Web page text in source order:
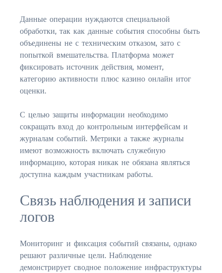
Данные операции нуждаются специальной
обработки, так как данные события способны быть
объединены не с техническим отказом, зато с
попыткой вмешательства. Платформа может
фиксировать источник действия, момент,
категорию активности плюс казино онлайн итог
оценки.
С целью защиты информации необходимо
сокращать вход до контрольным интерфейсам и
журналам событий. Метрики а также журналы
имеют возможность включать служебную
информацию, которая никак не обязана являться
доступна каждым участникам работы.
Связь наблюдения и записи
логов
Мониторинг и фиксация событий связаны, однако
решают различные цели. Наблюдение
демонстрирует сводное положение инфраструктуры